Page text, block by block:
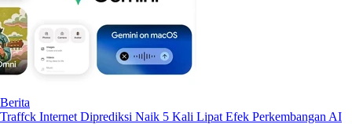
Berita
Traffck Internet Diprediksi Naik 5 Kali Lipat Efek Perkembangan AI